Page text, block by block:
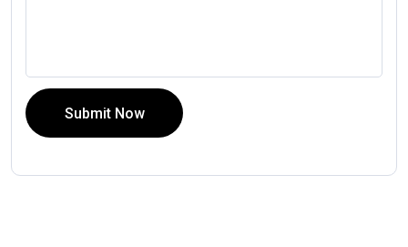
Submit Now